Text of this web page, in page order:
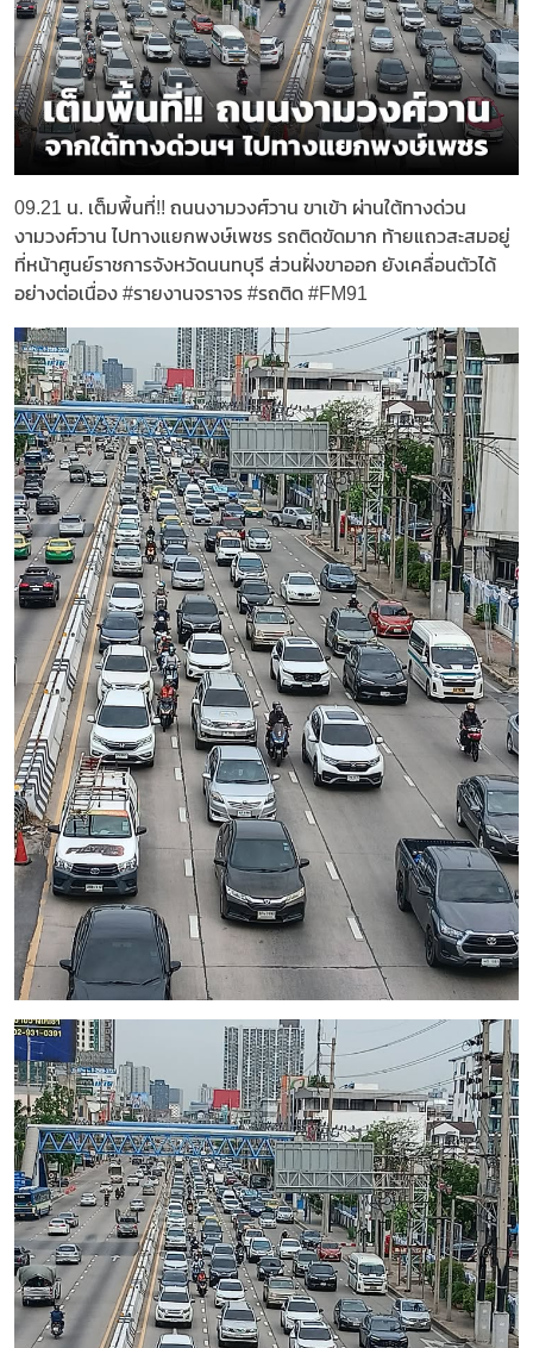
09.21 น. เต็มพื้นที่!! ถนนงามวงศ์วาน ขาเข้า ผ่านใต้ทางด่วน
งามวงศ์วาน ไปทางแยกพงษ์เพชร รถติดขัดมาก ท้ายแถวสะสมอยู่
ที่หน้าศูนย์ราชการจังหวัดนนทบุรี ส่วนฝั่งขาออก ยังเคลื่อนตัวได้
อย่างต่อเนื่อง #รายงานจราจร #รถติด #FM91